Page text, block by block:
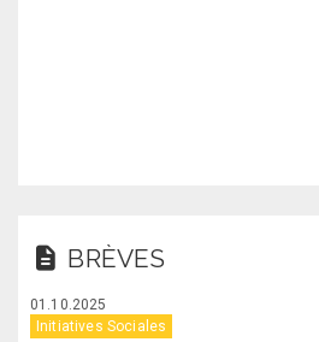
BRÈVES
01.10.2025
Initiatives Sociales